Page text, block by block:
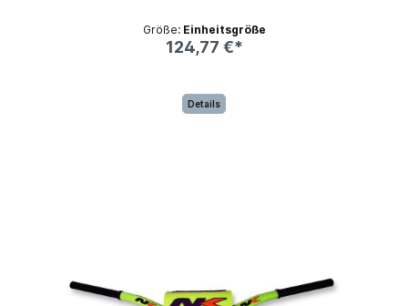
Größe: Einheitsgröße
124,77 €*
Details